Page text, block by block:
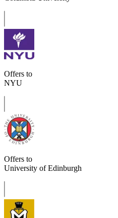
Offers to
NYU
Offers to
University of Edinburgh